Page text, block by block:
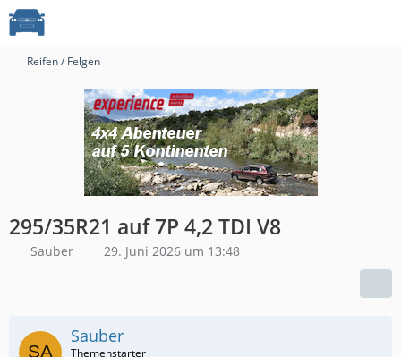
Reifen / Felgen
295/35R21 auf 7P 4,2 TDI V8
Sauber 29. Juni 2026 um 13:48
Sauber